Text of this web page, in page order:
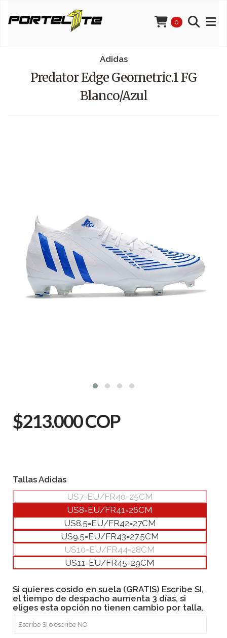
0
Adidas
Predator Edge Geometric.1 FG
Blanco/Azul
$213.000 COP
Tallas Adidas
US7=EU/FR40=25CM
US8=EU/FR41=26CM
US8.5=EU/FR42=27CM
US9.5=EU/FR43=27.5CM
US10=EU/FR44=28CM
US11=EU/FR45=29CM
Si quieres cosido en suela (GRATIS) Escribe SI,
el tiempo de despacho aumenta 3 días, si
eliges esta opción no tienen cambio por talla.